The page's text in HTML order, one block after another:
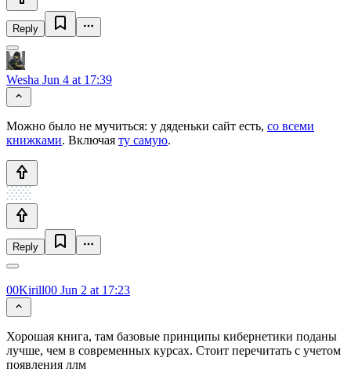
Reply
Wesha Jun 4 at 17:39
Можно было не мучиться: у дяденьки сайт есть, со всеми
книжками. Включая ту самую.
Reply
00Kirill00 Jun 2 at 17:23
Хорошая книга, там базовые принципы кибернетики поданы
лучше, чем в современных курсах. Стоит перечитать с учетом
появления ллм